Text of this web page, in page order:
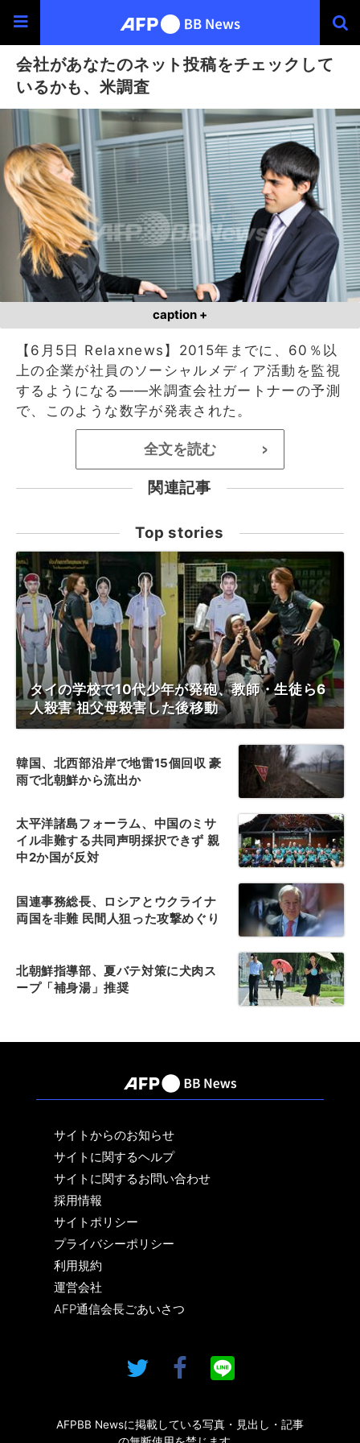
会社があなたのネット投稿をチェックして
いるかも、米調査
caption +
【6月5日 Relaxnews】2015年までに、60％以
上の企業が社員のソーシャルメディア活動を監視
するようになる――米調査会社ガートナーの予測
で、このような数字が発表された。
全文を読む >
関連記事
Top stories
タイの学校で10代少年が発砲、教師・生徒ら6
人殺害 祖父母殺害した後移動
韓国、北西部沿岸で地雷15個回収 豪
雨で北朝鮮から流出か
太平洋諸島フォーラム、中国のミサ
イル非難する共同声明採択できず 親
中2か国が反対
国連事務総長、ロシアとウクライナ
両国を非難 民間人狙った攻撃めぐり
北朝鮮指導部、夏バテ対策に犬肉ス
ープ「補身湯」推奨
サイトからのお知らせ
サイトに関するヘルプ
サイトに関するお問い合わせ
採用情報
サイトポリシー
プライバシーポリシー
利用規約
運営会社
AFP通信会長ごあいさつ
AFPBB Newsに掲載している写真・見出し・記事